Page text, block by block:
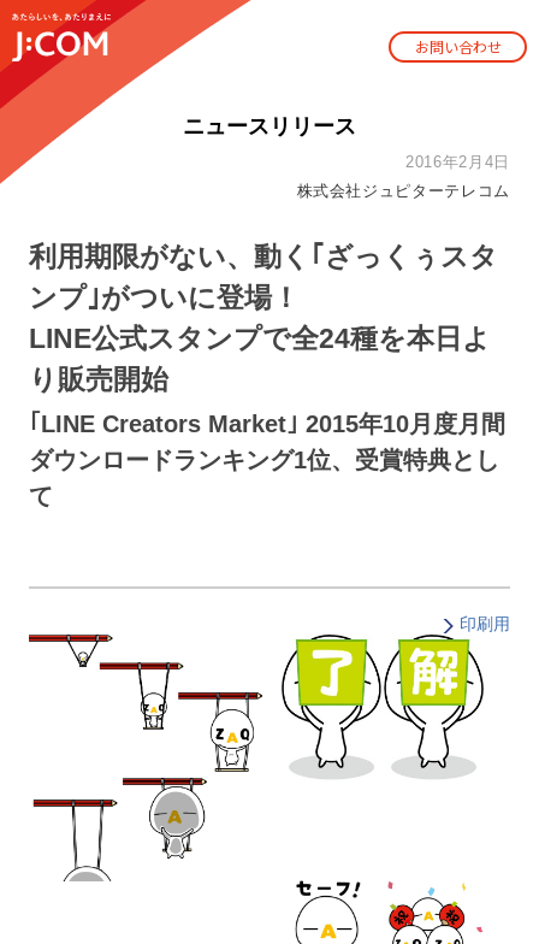
お問い合わせ
ニュースリリース
2016年2月4日
株式会社ジュピターテレコム
利用期限がない、動く｢ざっくぅスタ
ンプ｣がついに登場！
LINE公式スタンプで全24種を本日よ
り販売開始
｢LINE Creators Market｣ 2015年10月度月間
ダウンロードランキング1位、受賞特典とし
て
印刷用